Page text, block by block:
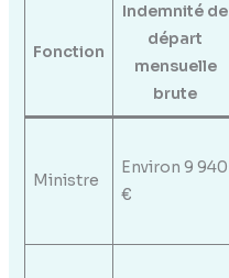
Fonction
Indemnité de
départ
mensuelle
brute
Ministre
Environ 9 940
€